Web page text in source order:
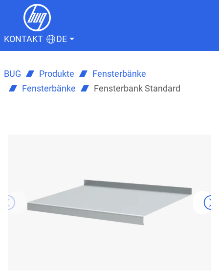
KONTAKT DE
BUG Produkte
Fensterbänke
Fensterbänke
Fensterbank Standard